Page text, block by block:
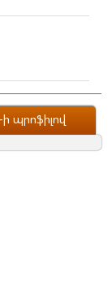
պրոֆիլով